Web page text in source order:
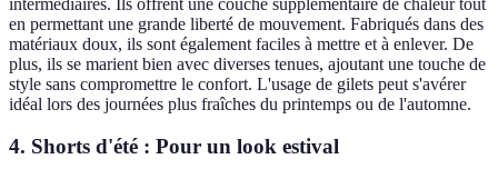
en permettant une grande liberté de mouvement. Fabriqués dans des
matériaux doux, ils sont également faciles à mettre et à enlever. De
plus, ils se marient bien avec diverses tenues, ajoutant une touche de
style sans compromettre le confort. L'usage de gilets peut s'avérer
idéal lors des journées plus fraîches du printemps ou de l'automne.
4. Shorts d'été : Pour un look estival